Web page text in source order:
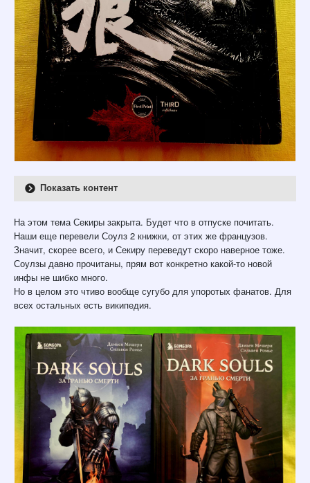
Показать контент
На этом тема Секиры закрыта. Будет что в отпуске почитать.
Наши еще перевели Соулз 2 книжки, от этих же французов.
Значит, скорее всего, и Секиру переведут скоро наверное тоже.
Соулзы давно прочитаны, прям вот конкретно какой-то новой
инфы не шибко много.
Но в целом это чтиво вообще сугубо для упоротых фанатов. Для
всех остальных есть википедия.